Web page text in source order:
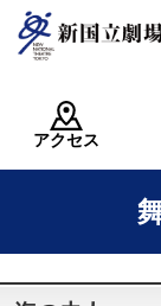
アクセス